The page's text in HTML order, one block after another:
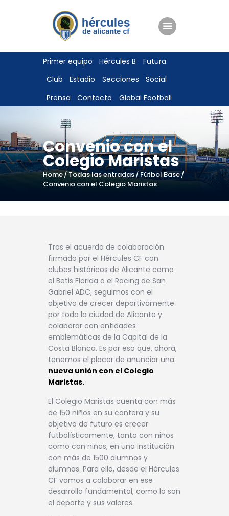
Primer equipo Hércules B
Futura
Club
Estadio Secciones
Social
Prensa
Contacto Global Football
Convenio con el
Colegio Maristas
Home Todas las entradas
Fútbol Base
Convenio con el Colegio Maristas
ENTRADAS
TIENDA
HÉRCULESCF100
Tras el acuerdo de colaboración
firmado por el Hércules CF con
clubes históricos de Alicante como
el Betis Florida o el Racing de San
Gabriel ADC, seguimos con el
objetivo de crecer deportivamente
por toda la ciudad de Alicante y
colaborar con entidades
emblemáticas de la Capital de la
Costa Blanca. Es por eso que, ahora,
tenemos el placer de anunciar una
nueva unión con el Colegio
Maristas.
El Colegio Maristas cuenta con más
de 150 niños en su cantera y su
objetivo de futuro es crecer
futbolísticamente, tanto con niños
como con niñas, en una institución
con más de 1500 alumnos y
alumnas. Para ello, desde el Hércules
CF vamos a colaborar en ese
desarrollo fundamental, como lo son
el deporte y sus valores.